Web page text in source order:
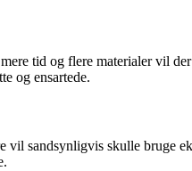
tid og flere materialer vil
og ensartede.
sandsynligvis skulle bruge